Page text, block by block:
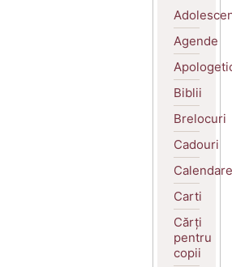
Agende
Biblii
Brelocuri
Cadouri
Calendare
Carti
Cărți
pentru
copii